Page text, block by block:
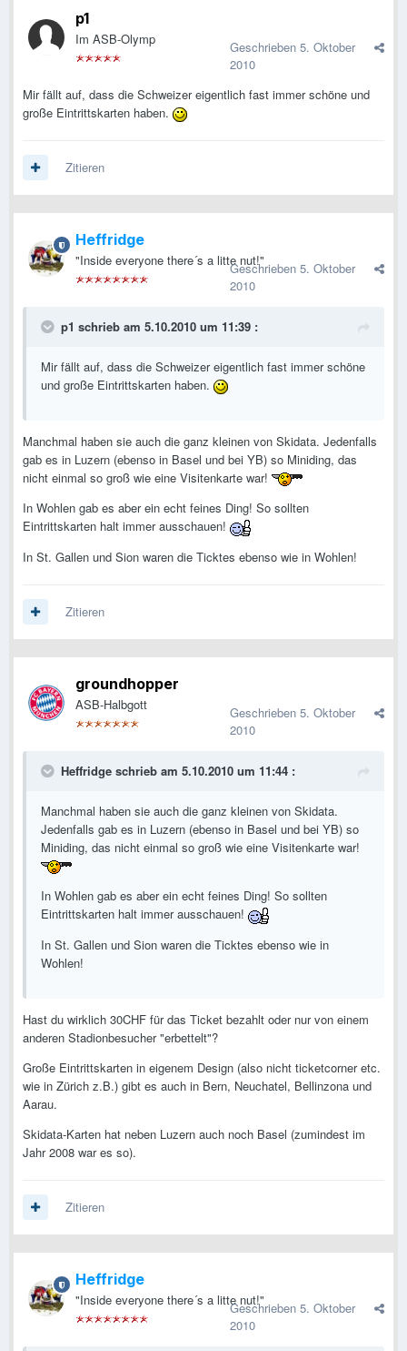
p1
Im ASB-Olymp Geschrieben 5. Oktober
2010
Mir fällt auf, dass die Schweizer eigentlich fast immer schöne und
große Eintrittskarten haben.
Zitieren
Heffridge
"Inside everyone there´s a litte nut!"Geschrieben 5. Oktober
2010
p1 schrieb am 5.10.2010 um 11:39 :
Mir fällt auf, dass die Schweizer eigentlich fast immer schöne
und große Eintrittskarten haben.
Manchmal haben sie auch die ganz kleinen von Skidata. Jedenfalls
gab es in Luzern (ebenso in Basel und bei YB) so Miniding, das
nicht einmal so groß wie eine Visitenkarte war!
In Wohlen gab es aber ein echt feines Ding! So sollten
Eintrittskarten halt immer ausschauen!
In St. Gallen und Sion waren die Ticktes ebenso wie in Wohlen!
Zitieren
groundhopper
ASB-Halbgott Geschrieben 5. Oktober
2010
Heffridge schrieb am 5.10.2010 um 11:44 :
Manchmal haben sie auch die ganz kleinen von Skidata.
Jedenfalls gab es in Luzern (ebenso in Basel und bei YB) so
Miniding, das nicht einmal so groß wie eine Visitenkarte war!
In Wohlen gab es aber ein echt feines Ding! So sollten
Eintrittskarten halt immer ausschauen!
In St. Gallen und Sion waren die Ticktes ebenso wie in
Wohlen!
Hast du wirklich 30CHF für das Ticket bezahlt oder nur von einem
anderen Stadionbesucher "erbettelt"?
Große Eintrittskarten in eigenem Design (also nicht ticketcorner etc.
wie in Zürich z.B.) gibt es auch in Bern, Neuchatel, Bellinzona und
Aarau.
Skidata-Karten hat neben Luzern auch noch Basel (zumindest im
Jahr 2008 war es so).
Zitieren
Heffridge
"Inside everyone there´s a litte nut!"Geschrieben 5. Oktober
2010